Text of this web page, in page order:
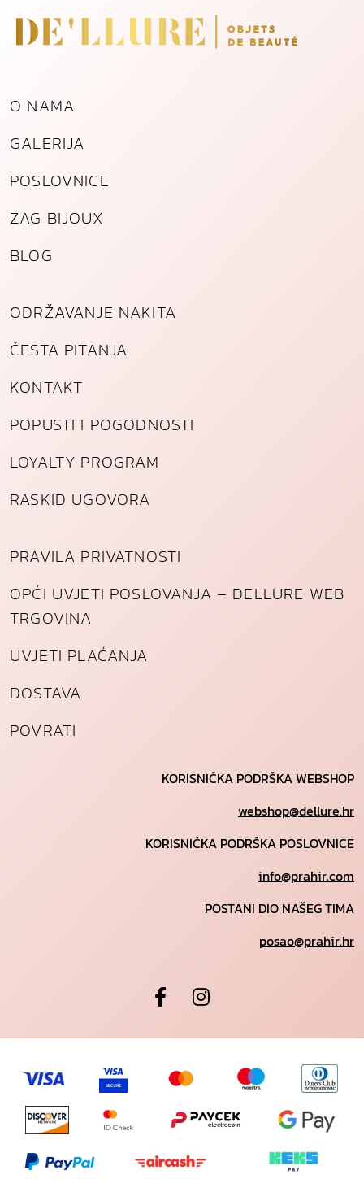
k
o
i
i
a
O NAMA
GALERIJA
POSLOVNICE
ZAG BIJOUX
BLOG
ODRŽAVANJE NAKITA
ČESTA PITANJA
KONTAKT
POPUSTI I POGODNOSTI
LOYALTY PROGRAM
RASKID UGOVORA
PRAVILA PRIVATNOSTI
OPĆI UVJETI POSLOVANJA – DELLURE WEB
TRGOVINA
UVJETI PLAĆANJA
DOSTAVA
POVRATI
KORISNIČKA PODRŠKA WEBSHOP
webshop@dellure.hr
KORISNIČKA PODRŠKA POSLOVNICE
info@prahir.com
POSTANI DIO NAŠEG TIMA
posao@prahir.hr